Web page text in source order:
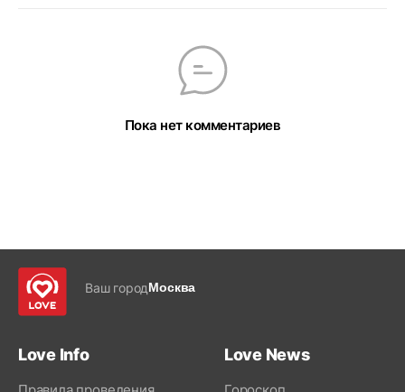
Пока нет комментариев
Ваш городМосква
Love Info Love News